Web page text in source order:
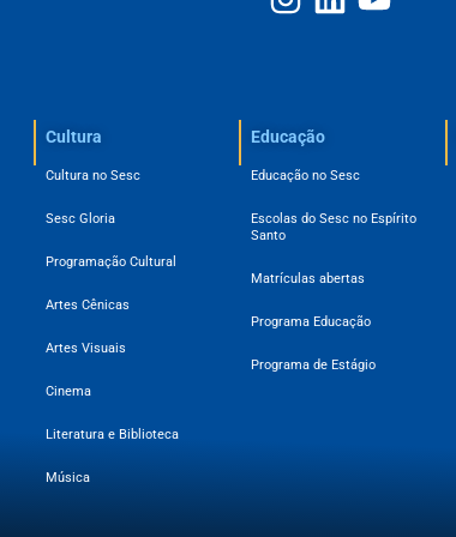
Cultura
Cultura no Sesc
Sesc Gloria
Programação Cultural
Artes Cênicas
Artes Visuais
Cinema
Literatura e Biblioteca
Música
Educação
Educação no Sesc
Escolas do Sesc no Espírito
Santo
Matrículas abertas
Programa Educação
Programa de Estágio